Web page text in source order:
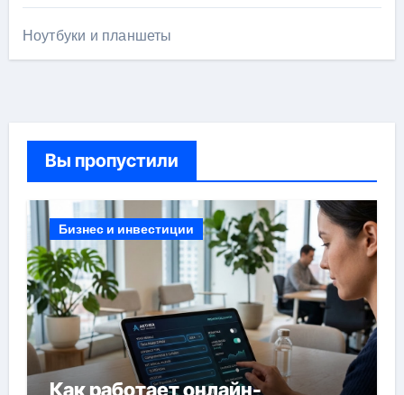
Ноутбуки и планшеты
Вы пропустили
Бизнес и инвестиции
Как работает онлайн-